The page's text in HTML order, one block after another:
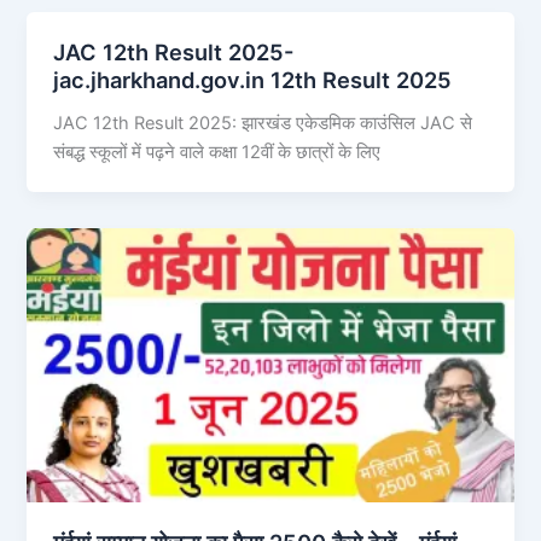
JAC 12th Result 2025-
jac.jharkhand.gov.in 12th Result 2025
JAC 12th Result 2025: झारखंड एकेडमिक काउंसिल JAC से
संबद्ध स्कूलों में पढ़ने वाले कक्षा 12वीं के छात्रों के लिए